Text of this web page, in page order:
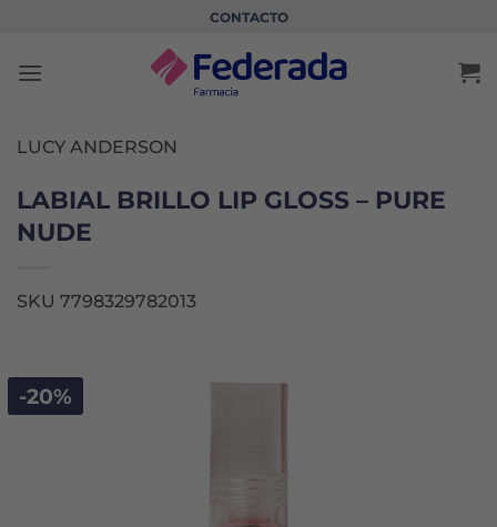
contenido
CONTACTO
LUCY ANDERSON
LABIAL BRILLO LIP GLOSS – PURE
NUDE
SKU 7798329782013
-20%